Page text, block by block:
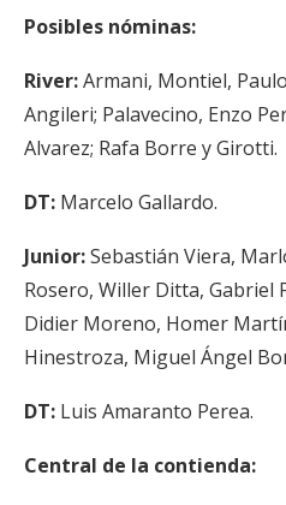
Posibles nóminas:
River:Armani, Montiel,
Angileri; Palavecino, Enzo
Alvarez; Rafa Borre y Girotti.
DT: Marcelo Gallardo.
Junior:Sebastián Viera,
Rosero, Willer Ditta, Gabriel
Didier Moreno, Homer
Hinestroza, Miguel Ángel
DT: Luis Amaranto Perea.
Central de la contienda: